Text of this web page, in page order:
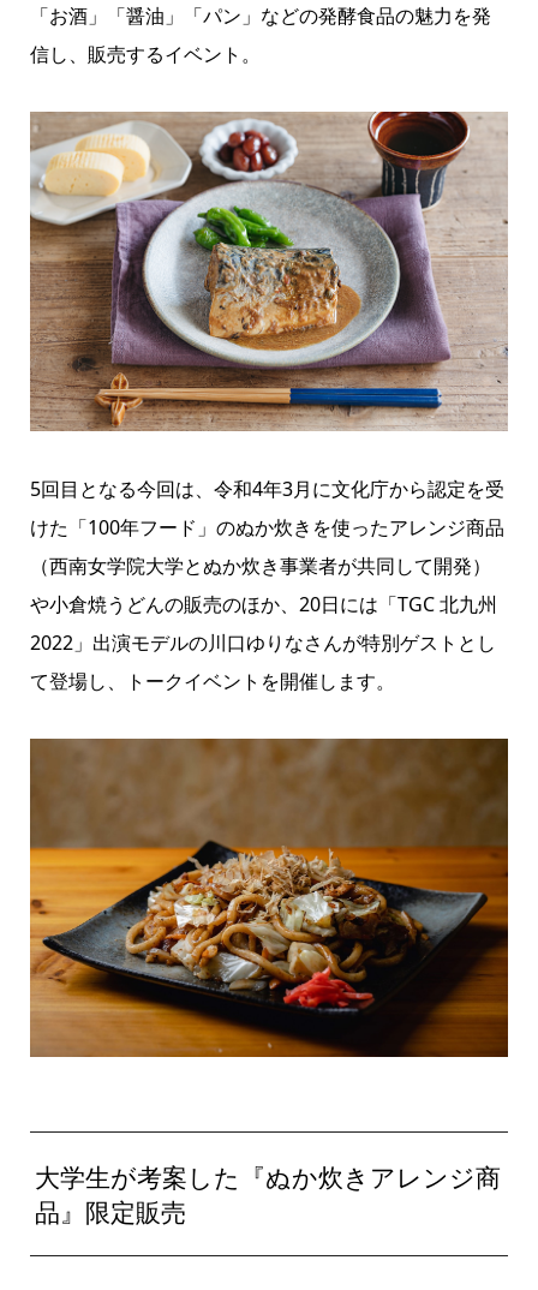
「お酒」「醤油」「パン」などの発酵食品の魅力を発
信し、販売するイベント。
5回目となる今回は、令和4年3月に文化庁から認定を受
けた「100年フード 」のぬか炊きを使ったアレンジ商品
（西南女学院大学とぬか炊き事業者が共同して開発）
や小倉焼うどんの販売のほか、20日には「TGC 北九州
2022」出演モデルの川口ゆりなさんが特別ゲストとし
て登場し、トークイベントを開催します。
大学生が考案した『ぬか炊きアレンジ商
品』限定販売